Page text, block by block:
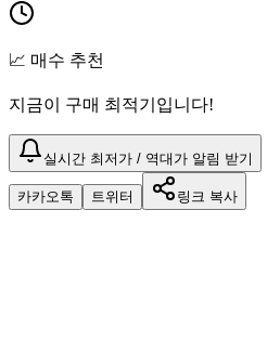
📈 매수 추천
지금이 구매 최적기입니다!
실시간 최저가 / 역대가 알림 받기
카카오톡 트위터 링크 복사